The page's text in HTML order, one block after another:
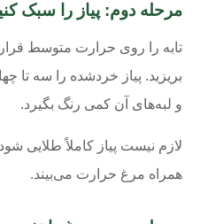
مرحله دوم: پیاز را سبک
تابه را روی حرارت متوسط
بریزید. پیاز خردشده را سه تا
و لبه‌های آن کمی رنگ بگیرد.
لازم نیست پیاز کاملاً طلایی
همراه مرغ حرارت می‌بیند.